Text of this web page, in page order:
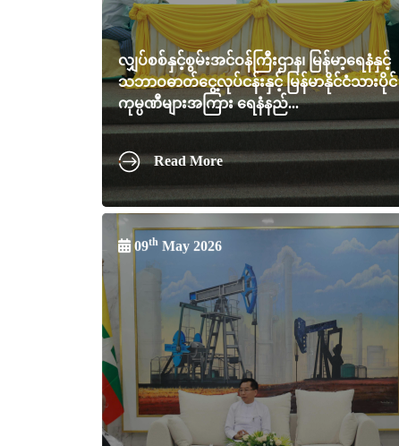
လျှပ်စစ်နှင့်စွမ်းအင်ဝန်ကြီးဌာန၊ မြန်မာ့ရေနံနှင့်
သဘာဝဓာတ်ငွေ့လုပ်ငန်းနှင့် မြန်မာနိုင်ငံသားပိုင်
ကုမ္ပဏီများအကြား ရေနံနည်...
Read More
09thMay 2026